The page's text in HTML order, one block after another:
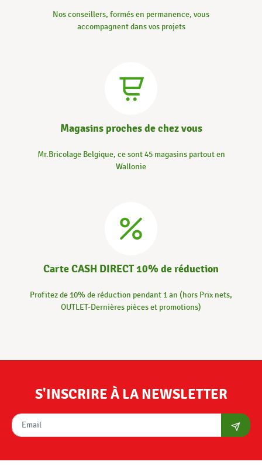
Nos conseillers, formés en permanence, vous
accompagnent dans vos projets
Magasins proches de chez vous
Mr.Bricolage Belgique, ce sont 45 magasins partout en
Wallonie
Carte CASH DIRECT 10% de réduction
Profitez de 10% de réduction pendant 1 an (hors Prix nets,
OUTLET-Dernières pièces et promotions)
S'INSCRIRE À LA NEWSLETTER